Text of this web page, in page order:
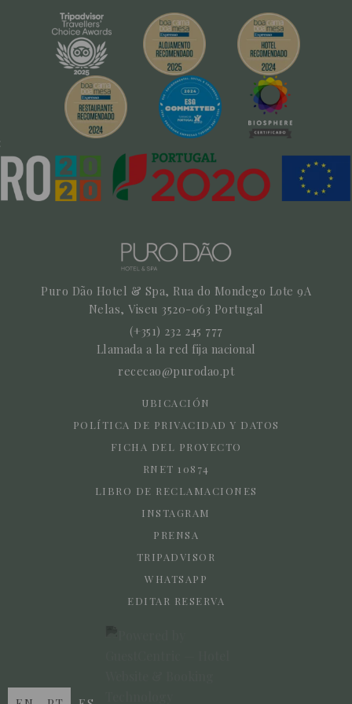
Puro Dão Hotel & Spa, Rua do Mondego Lote 9A
Nelas, Viseu 3520-063 Portugal
(+351) 232 245 777
Llamada a la red fija nacional
rececao@purodao.pt
UBICACIÓN
POLÍTICA DE PRIVACIDAD Y DATOS
FICHA DEL PROYECTO
RNET 10874
LIBRO DE RECLAMACIONES
INSTAGRAM
PRENSA
TRIPADVISOR
WHATSAPP
EDITAR RESERVA